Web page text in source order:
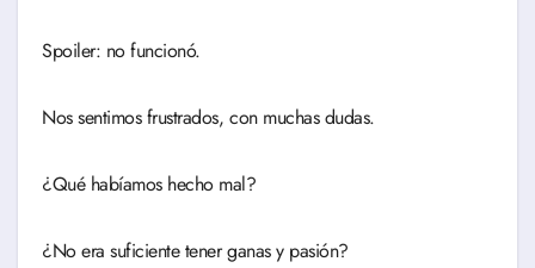
Spoiler: no funcionó.
Nos sentimos frustrados, con muchas dudas.
¿Qué habíamos hecho mal?
¿No era suficiente tener ganas y pasión?